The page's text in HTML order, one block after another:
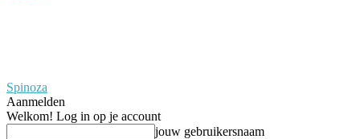
Spinoza
Aanmelden
Welkom! Log in op je account
jouw gebruikersnaam